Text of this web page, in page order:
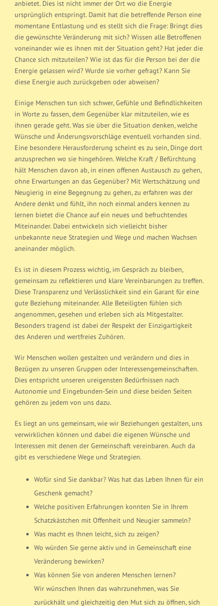
anbietet. Dies ist nicht immer der Ort wo die Energie
ursprünglich entspringt. Damit hat die betreffende Person eine
momentane Entlastung und es stellt sich die Frage: Bringt dies
die gewünschte Veränderung mit sich? Wissen alle Betroffenen
voneinander wie es ihnen mit der Situation geht? Hat jeder die
Chance sich mitzuteilen? Wie ist das für die Person bei der die
Energie gelassen wird? Wurde sie vorher gefragt? Kann Sie
diese Energie auch zurückgeben oder abweisen?
Einige Menschen tun sich schwer, Gefühle und Befindlichkeiten
in Worte zu fassen, dem Gegenüber klar mitzuteilen, wie es
ihnen gerade geht. Was sie über die Situation denken, welche
Wünsche und Änderungsvorschläge eventuell vorhanden sind.
Eine besondere Herausforderung scheint es zu sein, Dinge dort
anzusprechen wo sie hingehören. Welche Kraft / Befürchtung
hält Menschen davon ab, in einen offenen Austausch zu gehen,
ohne Erwartungen an das Gegenüber? Mit Wertschätzung und
Neugierig in eine Begegnung zu gehen, zu erfahren was der
Andere denkt und fühlt, ihn noch einmal anders kennen zu
lernen bietet die Chance auf ein neues und befruchtendes
Miteinander. Dabei entwickeln sich vielleicht bisher
unbekannte neue Strategien und Wege und machen Wachsen
aneinander möglich.
Es ist in diesem Prozess wichtig, im Gespräch zu bleiben,
gemeinsam zu reflektieren und klare Vereinbarungen zu treffen.
Diese Transparenz und Verlässlichkeit sind ein Garant für eine
gute Beziehung miteinander. Alle Beteiligten fühlen sich
angenommen, gesehen und erleben sich als Mitgestalter.
Besonders tragend ist dabei der Respekt der Einzigartigkeit
des Anderen und wertfreies Zuhören.
Wir Menschen wollen gestalten und verändern und dies in
Bezügen zu unseren Gruppen oder Interessengemeinschaften.
Dies entspricht unseren ureigensten Bedürfnissen nach
Autonomie und Eingebunden-Sein und diese beiden Seiten
gehören zu jedem von uns dazu.
Es liegt an uns gemeinsam, wie wir Beziehungen gestalten, uns
verwirklichen können und dabei die eigenen Wünsche und
Interessen mit denen der Gemeinschaft vereinbaren. Auch da
gibt es verschiedene Wege und Strategien.
Wofür sind Sie dankbar? Was hat das Leben Ihnen für ein
Geschenk gemacht?
Welche positiven Erfahrungen konnten Sie in Ihrem
Schatzkästchen mit Offenheit und Neugier sammeln?
Was macht es Ihnen leicht, sich zu zeigen?
Wo würden Sie gerne aktiv und in Gemeinschaft eine
Veränderung bewirken?
Was können Sie von anderen Menschen lernen?
Wir wünschen Ihnen das wahrzunehmen, was Sie
zurückhält und gleichzeitig den Mut sich zu öffnen, sich